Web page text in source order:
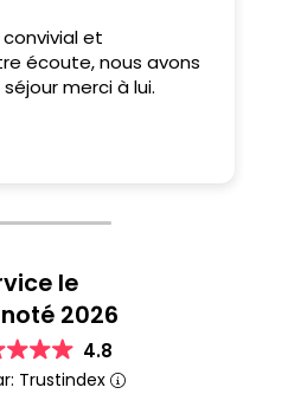
et
écoute, nous avons
passé un excellent séjour merci à lui.
le
2026
4.8
Trustindex